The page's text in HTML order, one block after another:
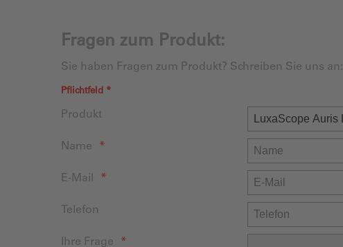
Fragen zum Produkt:
Sie haben Fragen zum Produkt? Schreiben Sie uns an:
Pflichtfeld *
Produkt
Name
E-Mail
Telefon
Ihre Frage